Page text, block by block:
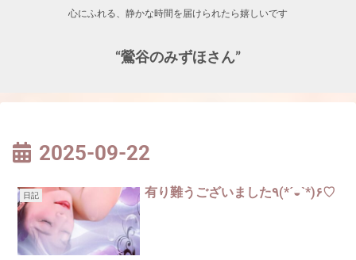
心にふれる、静かな時間を届けられたら嬉しいです
“鶯谷のみずほさん”
2025-09-22
日記 有り難うございました٩(*´◒`*)۶♡